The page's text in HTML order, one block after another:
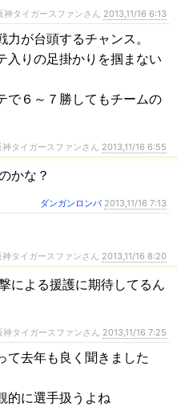
タイガースファンさん 2013,11/16 6:13
力が台頭するチャンス。
入りの足掛かりを掴まない
で６～７勝してもチームの
タイガースファンさん 2013,11/16 6:55
かな？
ダンガンロンパ 2013,11/16 7:13
タイガースファンさん 2013,11/16 8:20
による援護に期待してるん
タイガースファンさん 2013,11/16 7:25
て去年も良く聞きました
的に選手扱うよね